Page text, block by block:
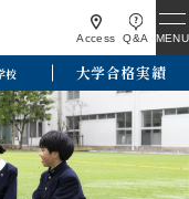
Access Q&A MENU
校 大学合格実績